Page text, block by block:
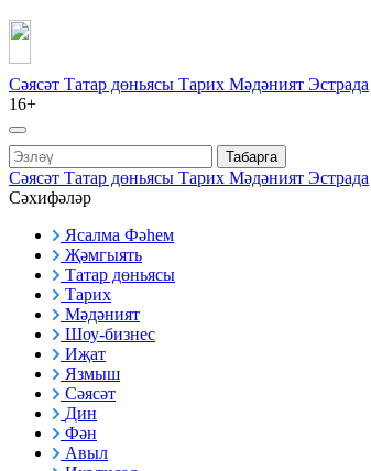
Сәясәт Татар дөньясы Тарих Мәдәният Эстрада
16+
Табарга
Сәясәт Татар дөньясы Тарих Мәдәният Эстрада
Сәхифәләр
Ясалма Фәһем
Җәмгыять
Татар дөньясы
Тарих
Мәдәният
Шоу-бизнес
Иҗат
Язмыш
Сәясәт
Дин
Фән
Авыл